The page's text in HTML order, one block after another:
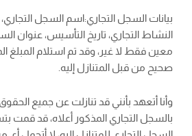
بيانات السجل التجاري:اسم السجل
النشاط التجاري، تاريخ التأسيس، عنوان
معين فقط لا غير، وقد تم استلام
صحيح من قبل المتنازل إليه.
وأنا أتعهد بأنني قد تنازلت عن جميع
بالسجل التجاري المذكور أعلاه، قد قمت